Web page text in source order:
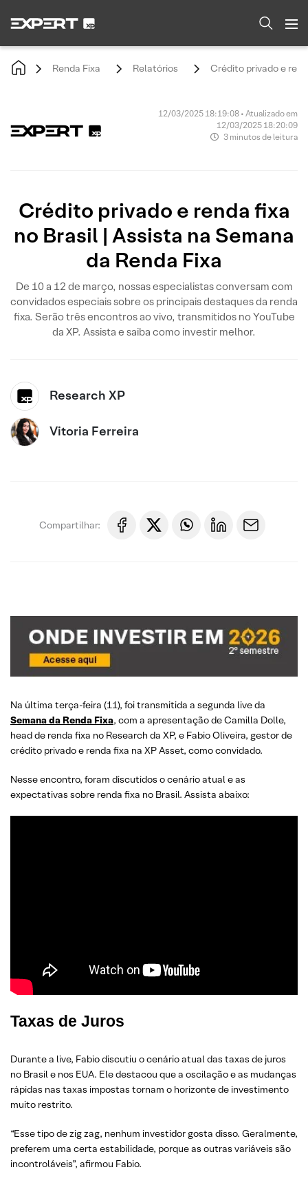
Renda Fixa Relatórios Crédito privado e
12/03/2025 18:19:08 • Atualizado em
12/03/2025 18:20:09
3 minutos de leitura
Crédito privado e renda fixa
no Brasil | Assista na Semana
da Renda Fixa
De 10 a 12 de março, nossas especialistas conversam com
convidados especiais sobre os principais destaques da renda
fixa. Serão três encontros ao vivo, transmitidos no YouTube
da XP. Assista e saiba como investir melhor.
Research XP
Vitoria Ferreira
Compartilhar:
Na última terça-feira (11), foi transmitida a segunda live da
Semana da Renda Fixa, com a apresentação de Camilla Dolle,
head de renda fixa no Research da XP, e Fabio Oliveira, gestor de
crédito privado e renda fixa na XP Asset, como convidado.
Nesse encontro, foram discutidos o cenário atual e as
expectativas sobre renda fixa no Brasil. Assista abaixo:
Taxas de Juros
Durante a live, Fabio discutiu o cenário atual das taxas de juros
no Brasil e nos EUA. Ele destacou que a oscilação e as mudanças
rápidas nas taxas impostas tornam o horizonte de investimento
muito restrito.
“Esse tipo de zig zag, nenhum investidor gosta disso. Geralmente,
preferem uma certa estabilidade, porque as outras variáveis são
incontroláveis”, afirmou Fabio.